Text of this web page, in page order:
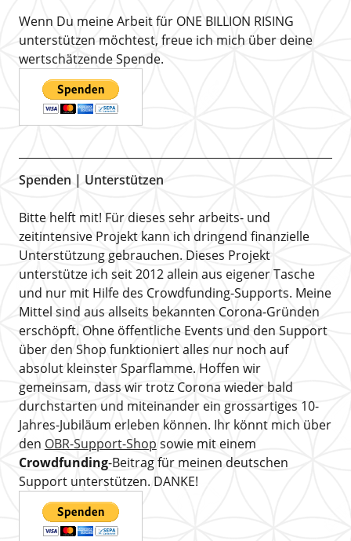
Wenn Du meine Arbeit für ONE BILLION RISING
unterstützen möchtest, freue ich mich über deine
wertschätzende Spende.
Spenden | Unterstützen
Bitte helft mit! Für dieses sehr arbeits- und
zeitintensive Projekt kann ich dringend finanzielle
Unterstützung gebrauchen. Dieses Projekt
unterstütze ich seit 2012 allein aus eigener Tasche
und nur mit Hilfe des Crowdfunding-Supports. Meine
Mittel sind aus allseits bekannten Corona-Gründen
erschöpft. Ohne öffentliche Events und den Support
über den Shop funktioniert alles nur noch auf
absolut kleinster Sparflamme. Hoffen wir
gemeinsam, dass wir trotz Corona wieder bald
durchstarten und miteinander ein grossartiges 10-
Jahres-Jubiläum erleben können. Ihr könnt mich über
den OBR-Support-Shop sowie mit einem
Crowdfunding-Beitrag für meinen deutschen
Support unterstützen. DANKE!